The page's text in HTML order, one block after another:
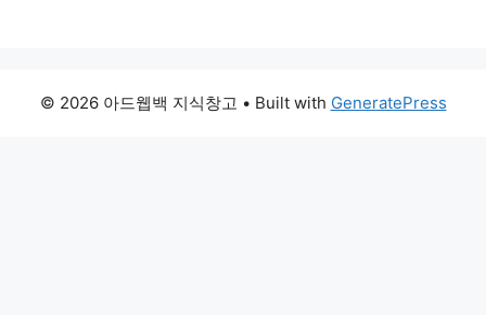
© 2026 아드웹백 지식창고 • Built with GeneratePress